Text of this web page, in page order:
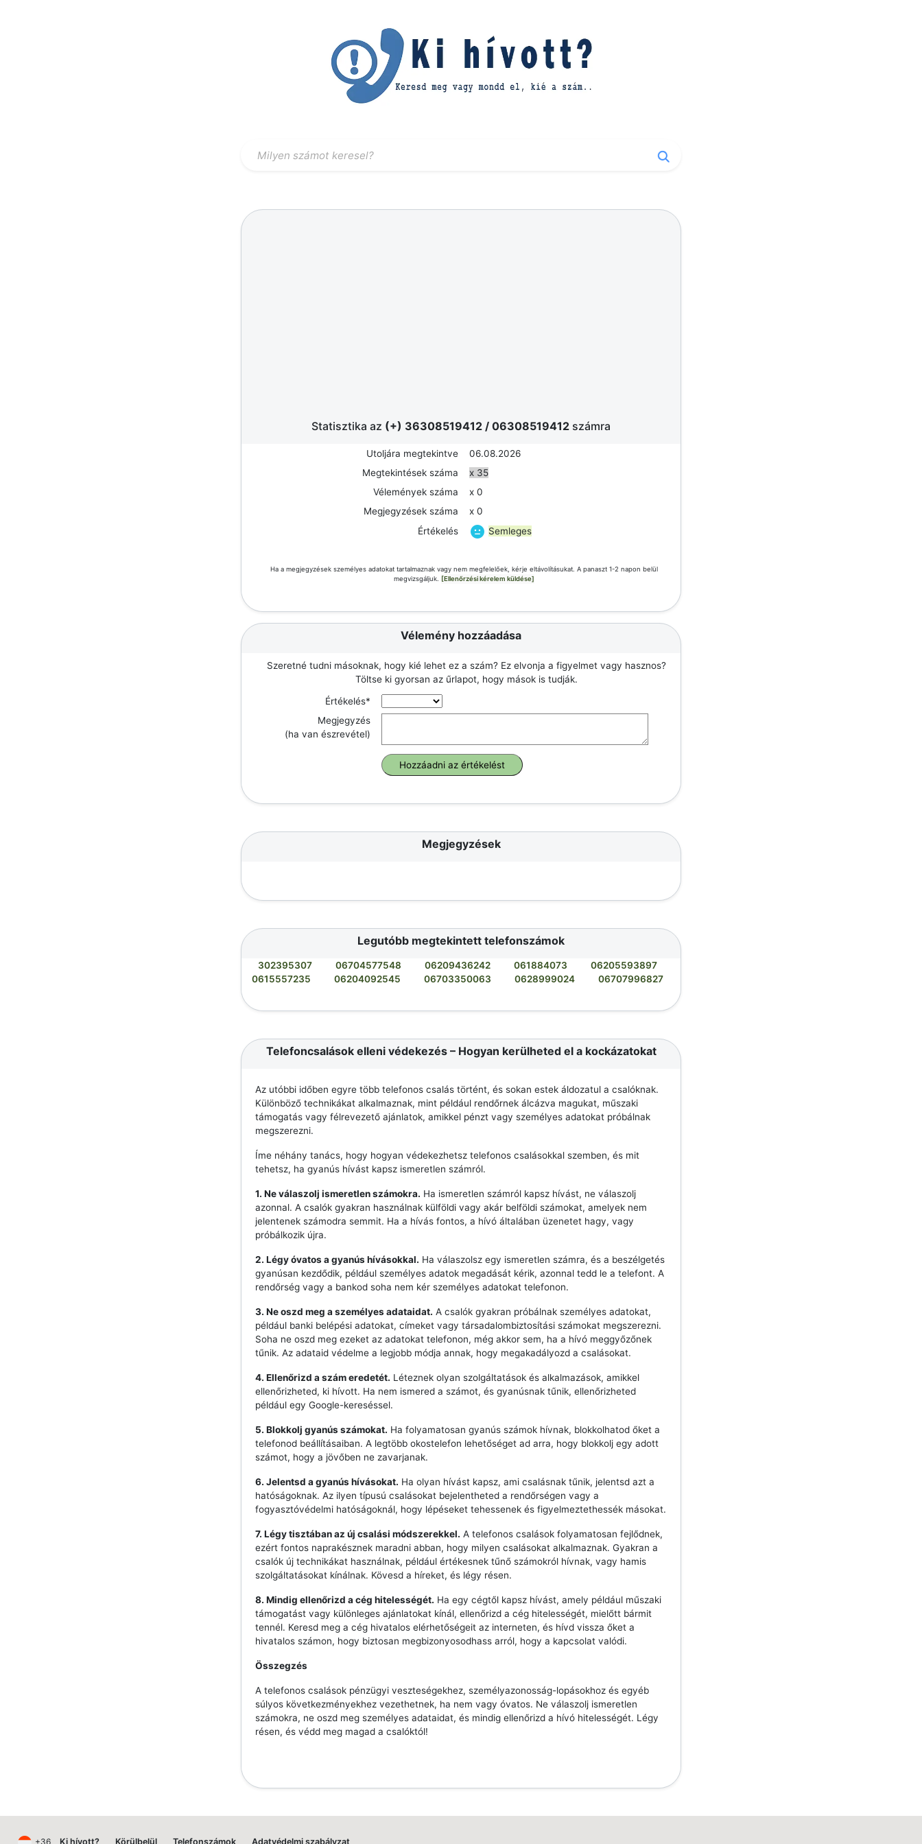
Statisztika az (+) 36308519412 / 06308519412 számra
Utoljára megtekintve
06.08.2026
Megtekintések száma
x 35
Vélemények száma
x 0
Megjegyzések száma
x 0
Értékelés
Semleges
Ha a megjegyzések személyes adatokat tartalmaznak vagy nem megfelelőek, kérje eltávolításukat. A panaszt 1-2 napon belül
megvizsgáljuk.
[Ellenőrzési kérelem küldése]
Vélemény hozzáadása
Szeretné tudni másoknak, hogy kié lehet ez a szám? Ez elvonja a figyelmet vagy hasznos?
Töltse ki gyorsan az űrlapot, hogy mások is tudják.
Értékelés*
Megjegyzés
(ha van észrevétel)
Megjegyzések
Legutóbb megtekintett telefonszámok
302395307 06704577548 06209436242 061884073
06205593897
0615557235
06204092545 06703350063 0628999024 06707996827
Telefoncsalások elleni védekezés – Hogyan kerülheted el a kockázatokat
Az utóbbi időben egyre több telefonos csalás történt, és sokan estek áldozatul a csalóknak.
Különböző technikákat alkalmaznak, mint például rendőrnek álcázva magukat, műszaki
támogatás vagy félrevezető ajánlatok, amikkel pénzt vagy személyes adatokat próbálnak
megszerezni.
Íme néhány tanács, hogy hogyan védekezhetsz telefonos csalásokkal szemben, és mit
tehetsz, ha gyanús hívást kapsz ismeretlen számról.
1. Ne válaszolj ismeretlen számokra. Ha ismeretlen számról kapsz hívást, ne válaszolj
azonnal. A csalók gyakran használnak külföldi vagy akár belföldi számokat, amelyek nem
jelentenek számodra semmit. Ha a hívás fontos, a hívó általában üzenetet hagy, vagy
próbálkozik újra.
2. Légy óvatos a gyanús hívásokkal. Ha válaszolsz egy ismeretlen számra, és a beszélgetés
gyanúsan kezdődik, például személyes adatok megadását kérik, azonnal tedd le a telefont. A
rendőrség vagy a bankod soha nem kér személyes adatokat telefonon.
3. Ne oszd meg a személyes adataidat. A csalók gyakran próbálnak személyes adatokat,
például banki belépési adatokat, címeket vagy társadalombiztosítási számokat megszerezni.
Soha ne oszd meg ezeket az adatokat telefonon, még akkor sem, ha a hívó meggyőzőnek
tűnik. Az adataid védelme a legjobb módja annak, hogy megakadályozd a csalásokat.
4. Ellenőrizd a szám eredetét. Léteznek olyan szolgáltatások és alkalmazások, amikkel
ellenőrizheted, ki hívott. Ha nem ismered a számot, és gyanúsnak tűnik, ellenőrizheted
például egy Google-kereséssel.
5. Blokkolj gyanús számokat. Ha folyamatosan gyanús számok hívnak, blokkolhatod őket a
telefonod beállításaiban. A legtöbb okostelefon lehetőséget ad arra, hogy blokkolj egy adott
számot, hogy a jövőben ne zavarjanak.
6. Jelentsd a gyanús hívásokat. Ha olyan hívást kapsz, ami csalásnak tűnik, jelentsd azt a
hatóságoknak. Az ilyen típusú csalásokat bejelentheted a rendőrségen vagy a
fogyasztóvédelmi hatóságoknál, hogy lépéseket tehessenek és figyelmeztethessék másokat.
7. Légy tisztában az új csalási módszerekkel. A telefonos csalások folyamatosan fejlődnek,
ezért fontos naprakésznek maradni abban, hogy milyen csalásokat alkalmaznak. Gyakran a
csalók új technikákat használnak, például értékesnek tűnő számokról hívnak, vagy hamis
szolgáltatásokat kínálnak. Kövesd a híreket, és légy résen.
8. Mindig ellenőrizd a cég hitelességét. Ha egy cégtől kapsz hívást, amely például műszaki
támogatást vagy különleges ajánlatokat kínál, ellenőrizd a cég hitelességét, mielőtt bármit
tennél. Keresd meg a cég hivatalos elérhetőségeit az interneten, és hívd vissza őket a
hivatalos számon, hogy biztosan megbizonyosodhass arról, hogy a kapcsolat valódi.
Összegzés
A telefonos csalások pénzügyi veszteségekhez, személyazonosság-lopásokhoz és egyéb
súlyos következményekhez vezethetnek, ha nem vagy óvatos. Ne válaszolj ismeretlen
számokra, ne oszd meg személyes adataidat, és mindig ellenőrizd a hívó hitelességét. Légy
résen, és védd meg magad a csalóktól!
+36 Ki hívott? Körülbelül Telefonszámok Adatvédelmi szabályzat